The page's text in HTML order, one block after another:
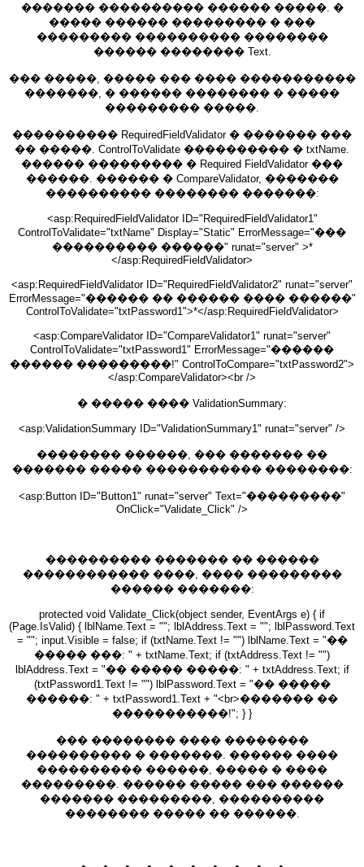
������� ���������� ������ �����. �
����� ������ ��������� � ���
��������� ���������� ��������
������ �������� Text.
��� �����, ����� ��� ���� �����������
�������, � ������ �������� � �����
��������� �����.
���������� RequiredFieldValidator � ������� ���
�� �����. ControlToValidate ���������� � txtName.
������ ��������� � Required FieldValidator ���
������. ������ � CompareValidator, �������
���������� �������� �������:
<asp:RequiredFieldValidator ID="RequiredFieldValidator1"
ControlToValidate="txtName" Display="Static" ErrorMessage="���
���������� ������" runat="server" >*
</asp:RequiredFieldValidator>
<asp:RequiredFieldValidator ID="RequiredFieldValidator2" runat="server"
ErrorMessage="������ �� ������ ���� ������"
ControlToValidate="txtPassword1">*</asp:RequiredFieldValidator>
<asp:CompareValidator ID="CompareValidator1" runat="server"
ControlToValidate="txtPassword1" ErrorMessage="������
������ ���������!" ControlToCompare="txtPassword2">
</asp:CompareValidator><br />
� ����� ���� ValidationSummary:
<asp:ValidationSummary ID="ValidationSummary1" runat="server" />
�������� ������, ��� ������� ��
������� ����� ����������� ��������:
<asp:Button ID="Button1" runat="server" Text="���������"
OnClick="Validate_Click" />
���������� ������� �� ������
������������ ����, ���� ���������
������ �������:
protected void Validate_Click(object sender, EventArgs e) { if
(Page.IsValid) { lblName.Text = ""; lblAddress.Text = ""; lblPassword.Text
= ""; input.Visible = false; if (txtName.Text != "") lblName.Text = "��
����� ���: " + txtName.Text; if (txtAddress.Text != "")
lblAddress.Text = "�� ����� �����: " + txtAddress.Text; if
(txtPassword1.Text != "") lblPassword.Text = "�� �����
������: " + txtPassword1.Text + "<br>������� ��
�����������!"; } }
��� �������� ���� ��������
���������� � �������. ������ ����
���������� ������, ����� � ����
���������. ������ ����� ��� ������
������� ���������, ����������
�������� ����� �� ������.